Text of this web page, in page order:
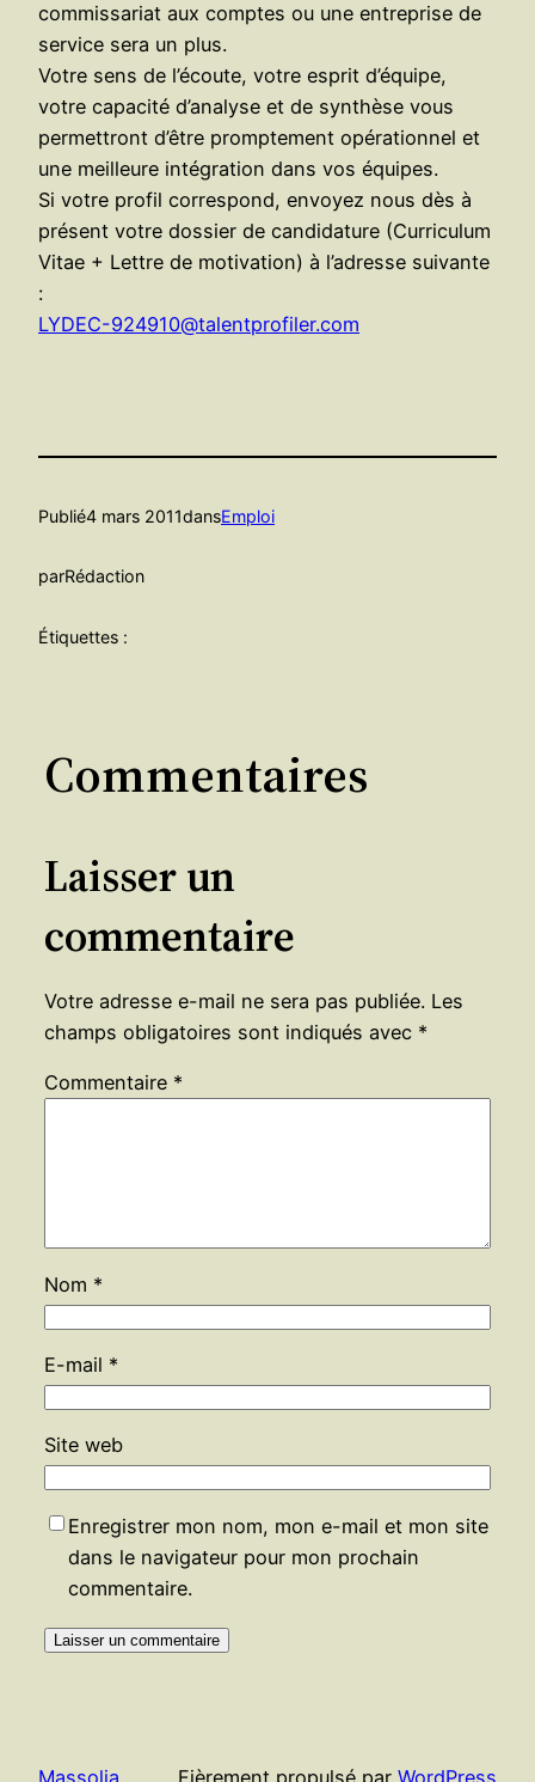
commissariat aux comptes ou une entreprise de
service sera un plus.
Votre sens de l’écoute, votre esprit d’équipe,
votre capacité d’analyse et de synthèse vous
permettront d’être promptement opérationnel et
une meilleure intégration dans vos équipes.
Si votre profil correspond, envoyez nous dès à
présent votre dossier de candidature (Curriculum
Vitae + Lettre de motivation) à l’adresse suivante
:
LYDEC-924910@talentprofiler.com
Publié4 mars 2011dansEmploi
parRédaction
Étiquettes :
Commentaires
Laisser un
commentaire
Votre adresse e-mail ne sera pas publiée. Les
champs obligatoires sont indiqués avec *
Commentaire *
Nom *
E-mail *
Site web
Enregistrer mon nom, mon e-mail et mon site
dans le navigateur pour mon prochain
commentaire.